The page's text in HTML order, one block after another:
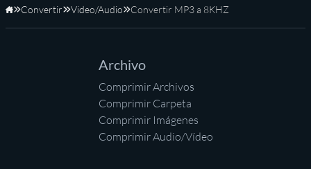
Inicio
Convertir Video/Audio Convertir MP3 a 8KHZ
Archivo
Comprimir Archivos
Comprimir Carpeta
Comprimir Imágenes
Comprimir Audio/Vídeo